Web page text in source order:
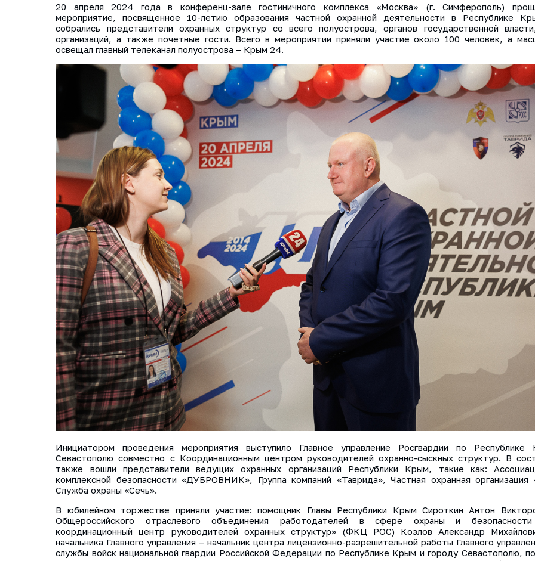
20 апреля 2024 года в конференц-зале гостиничного комплекса «Москва» (г. Симферополь)
мероприятие, посвященное 10-летию образования частной охранной деятельности в Республике
собрались представители охранных структур со всего полуострова, органов государственной
организаций, а также почетные гости. Всего в мероприятии приняли участие около 100 человек, а
освещал главный телеканал полуострова – Крым 24.
Инициатором проведения мероприятия выступило Главное управление Росгвардии по
Севастополю совместно с Координационным центром руководителей охранно-сыскных структур. В
также вошли представители ведущих охранных организаций Республики Крым, такие как:
комплексной безопасности «ДУБРОВНИК», Группа компаний «Таврида», Частная охранная
Служба охраны «Сечь».
В юбилейном торжестве приняли участие: помощник Главы Республики Крым Сироткин Антон
Общероссийского отраслевого объединения работодателей в сфере охраны и
координационный центр руководителей охранных структур» (ФКЦ РОС) Козлов Александр
начальника Главного управления – начальник центра лицензионно-разрешительной работы Главного
службы войск национальной гвардии Российской Федерации по Республике Крым и городу Севастополю,